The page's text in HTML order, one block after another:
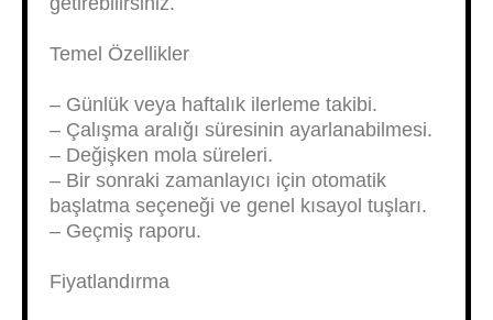
Temel Özellikler
– Günlük veya haftalık ilerleme takibi.
– Çalışma aralığı süresinin ayarlanabilmesi.
– Değişken mola süreleri.
– Bir sonraki zamanlayıcı için otomatik
başlatma seçeneği ve genel kısayol tuşları.
– Geçmiş raporu.
Fiyatlandırma